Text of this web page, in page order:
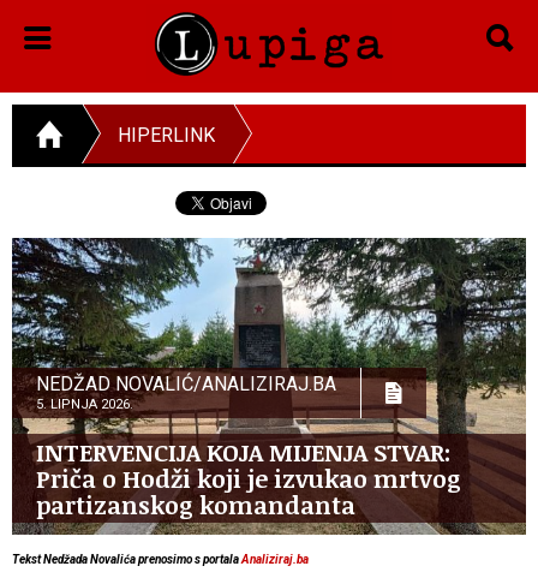
HIPERLINK
NEDŽAD NOVALIĆ/ANALIZIRAJ.BA
5. LIPNJA 2026.
INTERVENCIJA KOJA MIJENJA STVAR:
Priča o Hodži koji je izvukao mrtvog
partizanskog komandanta
Tekst Nedžada Novalića prenosimo s portalaAnaliziraj.ba